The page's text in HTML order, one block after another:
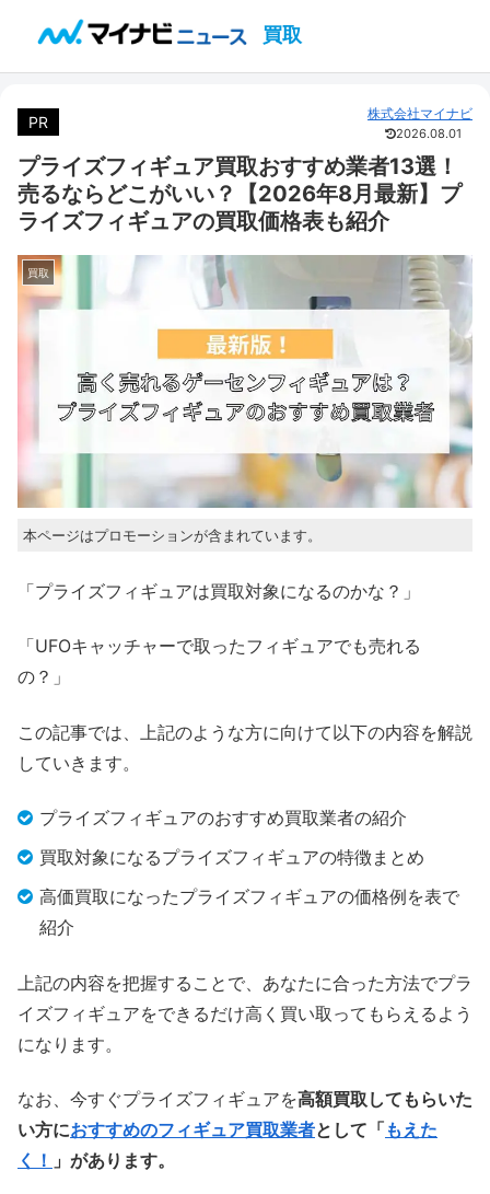
買取
PR 株式会社マイナビ
2026.08.01
プライズフィギュア買取おすすめ業者13選！
売るならどこがいい？【2026年8月最新】プ
ライズフィギュアの買取価格表も紹介
買取
本ページはプロモーションが含まれています。
「プライズフィギュアは買取対象になるのかな？」
「UFOキャッチャーで取ったフィギュアでも売れる
の？」
この記事では、上記のような方に向けて以下の内容を解説
していきます。
プライズフィギュアのおすすめ買取業者の紹介
買取対象になるプライズフィギュアの特徴まとめ
高価買取になったプライズフィギュアの価格例を表で
紹介
上記の内容を把握することで、あなたに合った方法でプラ
イズフィギュアをできるだけ高く買い取ってもらえるよう
になります。
なお、今すぐプライズフィギュアを高額買取してもらいた
い方におすすめのフィギュア買取業者として「 もえた
く！ 」があります。